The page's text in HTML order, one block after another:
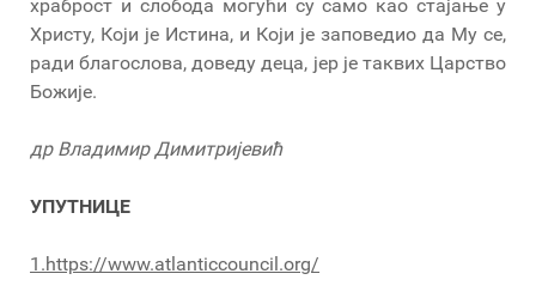
храброст и слобода могући су само као стајање у
Христу, Који је Истина, и Који је заповедио да Му се,
ради благослова, доведу деца, јер је таквих Царство
Божије.
др Владимир Димитријевић
УПУТНИЦЕ
1.https://www.atlanticcouncil.org/